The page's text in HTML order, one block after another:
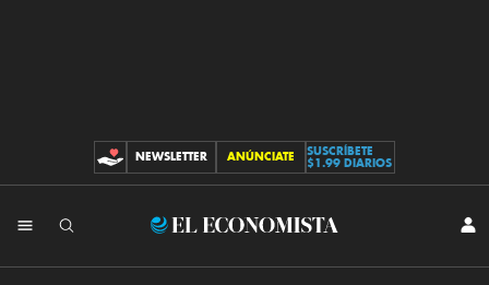
CONTRIBUCIONES
NEWSLETTER ANÚNCIATE
SUSCRÍBETE
$1.99 DIARIOS
El